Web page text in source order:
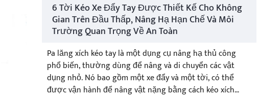
6 Tời Kéo Xe Đẩy Tay Được Thiết Kế Cho Không
Gian Trên Đầu Thấp, Nâng Hạ Hạn Chế Và Môi
Trường Quan Trọng Về An Toàn
Pa lăng xích kéo tay là một dụng cụ nâng hạ thủ công
phổ biến, thường dùng để nâng và di chuyển các vật
dụng nhỏ. Nó bao gồm một xe đẩy và một tời, có thể
được vận hành để nâng vật nặng bằng cách kéo xích